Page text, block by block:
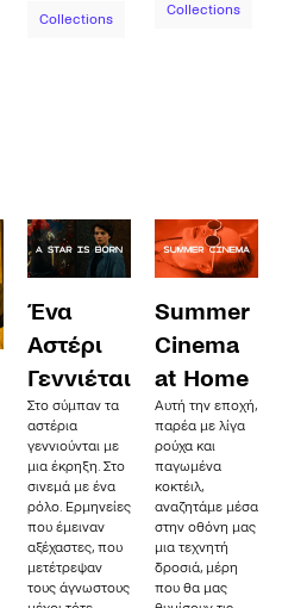
Collections
Collections
Ένα
Αστέρι
Γεννιέται
Στο σύμπαν τα
αστέρια
γεννιούνται με
μια έκρηξη. Στο
σινεμά με ένα
ρόλο. Ερμηνείες
που έμειναν
αξέχαστες, που
μετέτρεψαν
τους άγνωστους
Summer
Cinema
at Home
Αυτή την εποχή,
παρέα με λίγα
ρούχα και
παγωμένα
κοκτέιλ,
αναζητάμε μέσα
στην οθόνη μας
μια τεχνητή
δροσιά, μέρη
που θα μας